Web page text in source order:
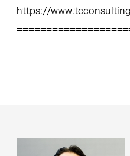
https://